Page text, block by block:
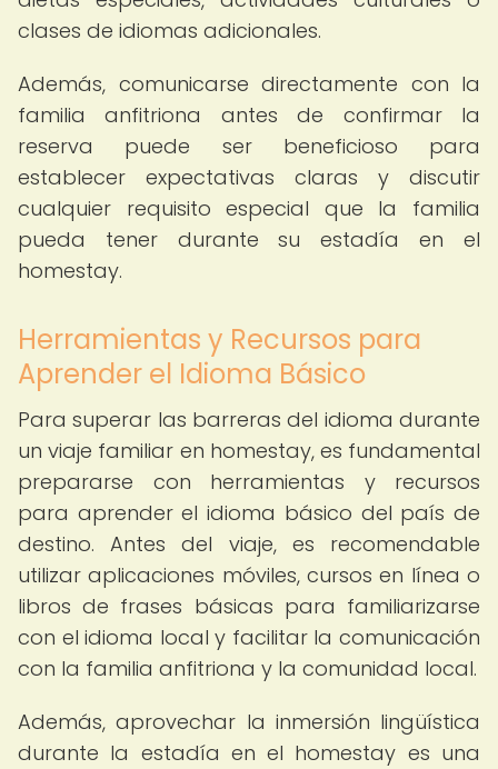
clases de idiomas adicionales.
Además, comunicarse directamente con la
familia anfitriona antes de confirmar la
reserva puede ser beneficioso para
establecer expectativas claras y discutir
cualquier requisito especial que la familia
pueda tener durante su estadía en el
homestay.
Herramientas y Recursos para
Aprender el Idioma Básico
Para superar las barreras del idioma durante
un viaje familiar en homestay, es fundamental
prepararse con herramientas y recursos
para aprender el idioma básico del país de
destino. Antes del viaje, es recomendable
utilizar aplicaciones móviles, cursos en línea o
libros de frases básicas para familiarizarse
con el idioma local y facilitar la comunicación
con la familia anfitriona y la comunidad local.
Además, aprovechar la inmersión lingüística
durante la estadía en el homestay es una